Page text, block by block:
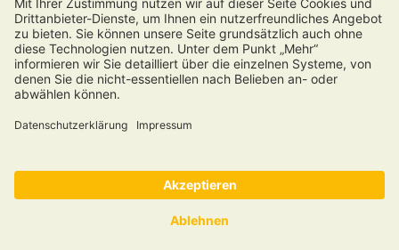
facebook twitter youtube
Vertrag widerrufen
* Alle Preise inkl. gesetzl. Mehrwertsteuer zzgl.Versandkosten
und ggf. Nachnahmegebühren, wenn nicht anders beschrieben.
®und Futon – alle Rechte vorbehalten.